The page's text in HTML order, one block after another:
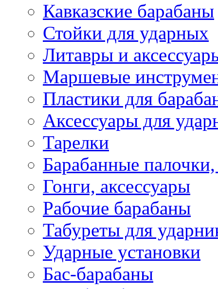
Кавказские барабаны
Стойки для ударных
Литавры и
Маршевые
Пластики для
Аксессуары для
Тарелки
Барабанные палочки,
Гонги, аксессуары
Рабочие барабаны
Табуреты для
Ударные установки
Бас-барабаны